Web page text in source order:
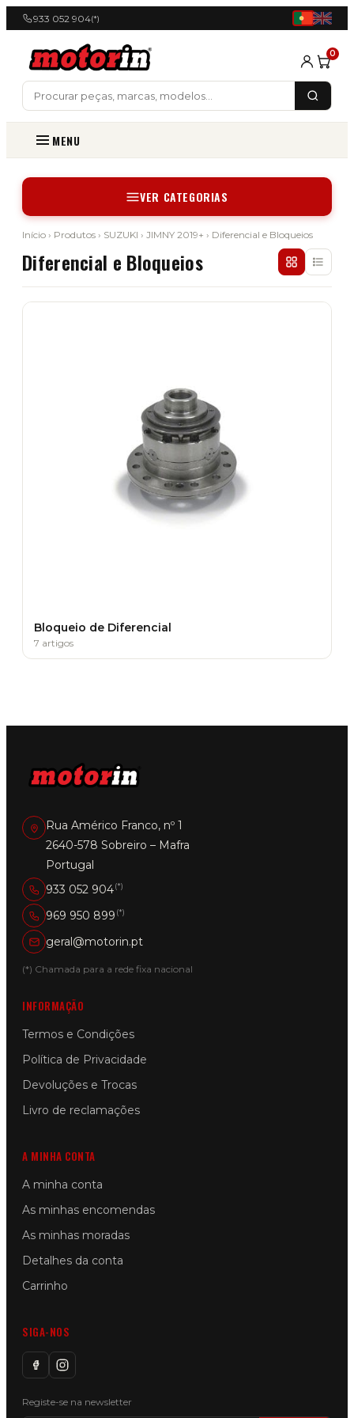
933 052 904(*)
0
MENU
VER CATEGORIAS
Início › Produtos › SUZUKI › JIMNY 2019+ › Diferencial e Bloqueios
Diferencial e Bloqueios
Bloqueio de Diferencial
7 artigos
Rua Américo Franco, nº 1
2640-578 Sobreiro – Mafra
Portugal
933 052 904(*)
969 950 899 (*)
geral@motorin.pt
(*) Chamada para a rede fixa nacional
INFORMAÇÃO
Termos e Condições
Política de Privacidade
Devoluções e Trocas
Livro de reclamações
A MINHA CONTA
A minha conta
As minhas encomendas
As minhas moradas
Detalhes da conta
Carrinho
SIGA-NOS
Registe-se na newsletter